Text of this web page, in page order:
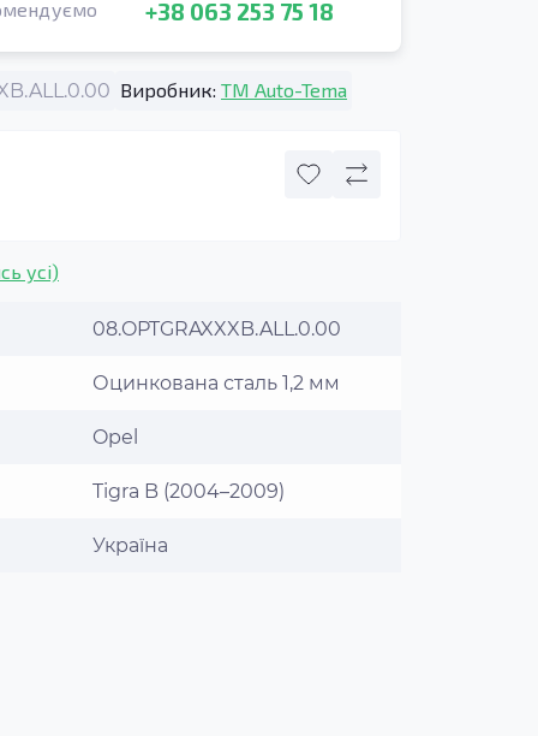
+38 063 253 75 18
Виробник: TM Auto-Tema
усі)
08.OPTGRAXXXB.ALL.0.00
Оцинкована сталь 1,2 мм
Opel
Tigra B (2004–2009)
Україна